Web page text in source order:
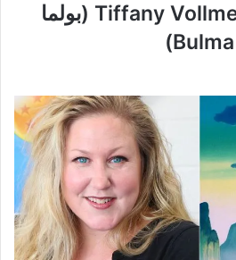
تيفاني فولمر Tiffany Vollmer (بولما
Bulma)